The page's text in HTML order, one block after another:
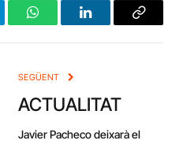
WhatsAppLinkedInCopy
SEGÜENT
ACTUALITAT
Javier Pacheco deixarà el